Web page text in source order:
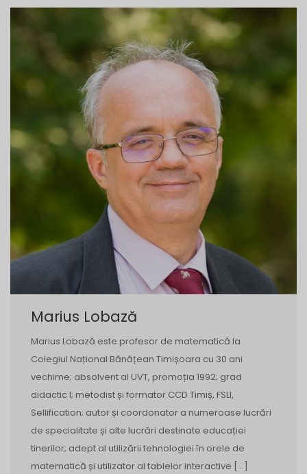
Marius Lobază
Marius Lobază este profesor de matematică la
Colegiul Național Bănățean Timișoara cu 30 ani
vechime; absolvent al UVT, promoția 1992; grad
didactic I; metodist și formator CCD Timiș, FSLI,
Sellification; autor și coordonator a numeroase lucrări
de specialitate și alte lucrări destinate educației
tinerilor; adept al utilizării tehnologiei în orele de
matematică și utilizator al tablelor interactive […]